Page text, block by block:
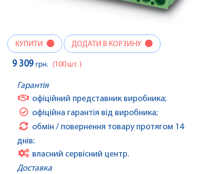
КУПИТИ ДОДАТИ В КОРЗИНУ
9 309 грн. (100 шт. )
Гарантія
офіційний представник виробника;
офіційна гарантія від виробника;
обмін / повернення товару протягом 14
днів;
власний сервісний центр.
Доставка